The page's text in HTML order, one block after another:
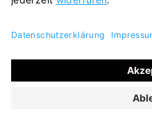
Alle Preise inkl. gesetzl.
und ggf.